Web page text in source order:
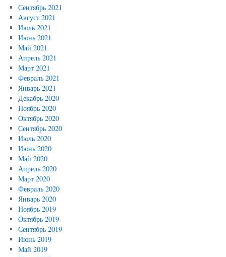
Сентябрь 2021
Август 2021
Июль 2021
Июнь 2021
Май 2021
Апрель 2021
Март 2021
Февраль 2021
Январь 2021
Декабрь 2020
Ноябрь 2020
Октябрь 2020
Сентябрь 2020
Июль 2020
Июнь 2020
Май 2020
Апрель 2020
Март 2020
Февраль 2020
Январь 2020
Ноябрь 2019
Октябрь 2019
Сентябрь 2019
Июнь 2019
Май 2019